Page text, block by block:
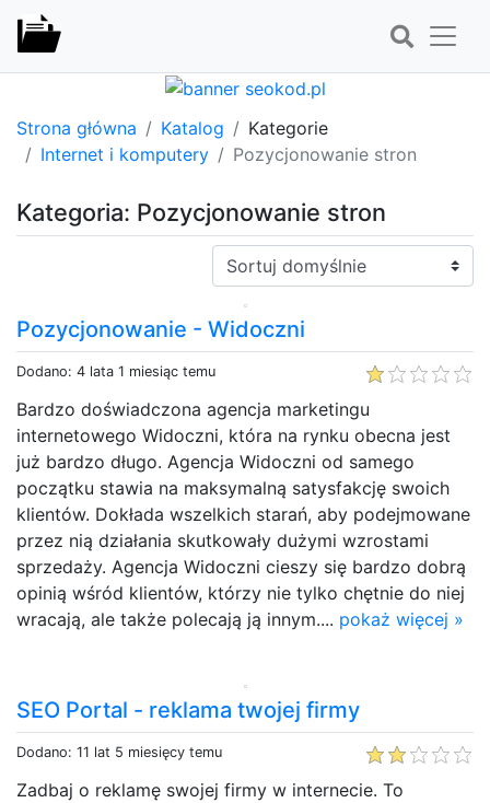
Strona główna Katalog
Kategorie
Internet i komputery
Pozycjonowanie stron
Kategoria: Pozycjonowanie stron
Sortuj:
Pozycjonowanie - Widoczni
Dodano: 4 lata 1 miesiąc temu
Bardzo doświadczona agencja marketingu
internetowego Widoczni, która na rynku obecna jest
już bardzo długo. Agencja Widoczni od samego
początku stawia na maksymalną satysfakcję swoich
klientów. Dokłada wszelkich starań, aby podejmowane
przez nią działania skutkowały dużymi wzrostami
sprzedaży. Agencja Widoczni cieszy się bardzo dobrą
opinią wśród klientów, którzy nie tylko chętnie do niej
wracają, ale także polecają ją innym.... pokaż więcej »
SEO Portal - reklama twojej firmy
Dodano: 11 lat 5 miesięcy temu
Zadbaj o reklamę swojej firmy w internecie. To